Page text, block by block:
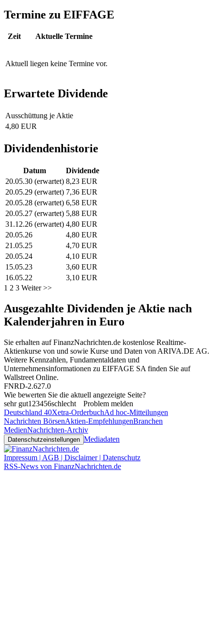
Termine zu EIFFAGE
Zeit Aktuelle Termine
Aktuell liegen keine Termine vor.
Erwartete Dividende
Ausschüttung je Aktie
4,80 EUR
Dividendenhistorie
Datum
Dividende
20.05.30 (erwartet) 8,23 EUR
20.05.29 (erwartet) 7,36 EUR
20.05.28 (erwartet) 6,58 EUR
20.05.27 (erwartet) 5,88 EUR
31.12.26 (erwartet) 4,80 EUR
20.05.26
4,80 EUR
21.05.25
4,70 EUR
20.05.24
4,10 EUR
15.05.23
3,60 EUR
16.05.22
3,10 EUR
1 2 3 Weiter >>
Ausgezahlte Dividenden je Aktie nach
Kalenderjahren in Euro
Sie erhalten auf FinanzNachrichten.de kostenlose Realtime-
Aktienkurse von und sowie Kurse und Daten von ARIVA.DE AG.
Weitere Kennzahlen, Fundamentaldaten und
Unternehmensinformationen zu EIFFAGE SA finden Sie auf
Wallstreet Online.
FNRD-2.627.0
Wie bewerten Sie die aktuell angezeigte Seite?
sehr gut1 23456schlecht
Problem melden
Deutschland 40Xetra-OrderbuchAd hoc-Mitteilungen
Nachrichten BörsenAktien-EmpfehlungenBranchen
MedienNachrichten-Archiv
Datenschutzeinstellungen Mediadaten
Impressum | AGB | Disclaimer | Datenschutz
RSS-News von FinanzNachrichten.de